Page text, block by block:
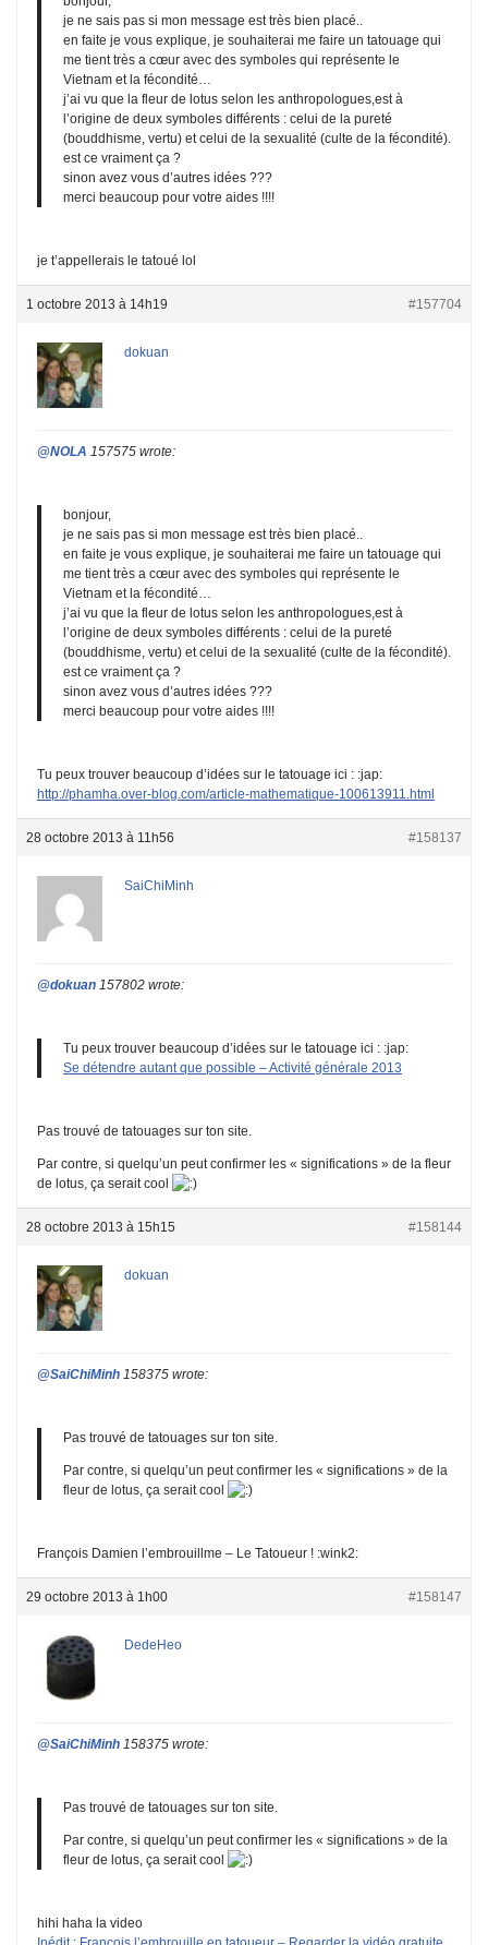
je ne sais pas si mon message est très bien placé..
en faite je vous explique, je souhaiterai me faire un tatouage qui
me tient très a cœur avec des symboles qui représente le
Vietnam et la fécondité…
j’ai vu que la fleur de lotus selon les anthropologues,est à
l’origine de deux symboles différents : celui de la pureté
(bouddhisme, vertu) et celui de la sexualité (culte de la fécondité).
est ce vraiment ça ?
sinon avez vous d’autres idées ???
merci beaucoup pour votre aides !!!!
je t’appellerais le tatoué lol
1 octobre 2013 à 14h19 #157704
dokuan
@NOLA 157575 wrote:
bonjour,
je ne sais pas si mon message est très bien placé..
en faite je vous explique, je souhaiterai me faire un tatouage qui
me tient très a cœur avec des symboles qui représente le
Vietnam et la fécondité…
j’ai vu que la fleur de lotus selon les anthropologues,est à
l’origine de deux symboles différents : celui de la pureté
(bouddhisme, vertu) et celui de la sexualité (culte de la fécondité).
est ce vraiment ça ?
sinon avez vous d’autres idées ???
merci beaucoup pour votre aides !!!!
Tu peux trouver beaucoup d’idées sur le tatouage ici : :jap:
http://phamha.over-blog.com/article-mathematique-100613911.html
28 octobre 2013 à 11h56 #158137
SaiChiMinh
@dokuan 157802 wrote:
Tu peux trouver beaucoup d’idées sur le tatouage ici : :jap:
Se détendre autant que possible – Activité générale 2013
Pas trouvé de tatouages sur ton site.
Par contre, si quelqu’un peut confirmer les « significations » de la fleur
de lotus, ça serait cool
28 octobre 2013 à 15h15 #158144
dokuan
@SaiChiMinh 158375 wrote:
Pas trouvé de tatouages sur ton site.
Par contre, si quelqu’un peut confirmer les « significations » de la
fleur de lotus, ça serait cool
François Damien l’embrouillme – Le Tatoueur ! :wink2:
29 octobre 2013 à 1h00 #158147
DedeHeo
@SaiChiMinh 158375 wrote:
Pas trouvé de tatouages sur ton site.
Par contre, si quelqu’un peut confirmer les « significations » de la
fleur de lotus, ça serait cool
hihi haha la video